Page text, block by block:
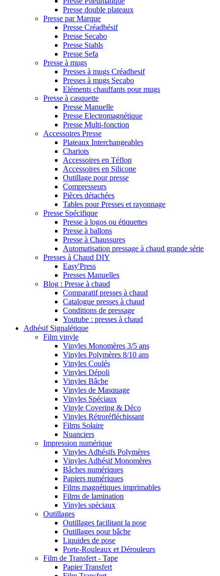
Presse double plateaux
Presse par Marque
Presse Créadhésif
Presse Secabo
Presse Stahls
Presse Sefa
Presse à mugs
Presses à mugs Créadhesif
Presses à mugs Secabo
Eléments chauffants pour mugs
Presse à casquette
Presse Manuelle
Presse Electromagnétique
Presse Multi-fonction
Accessoires Presse
Plateaux Interchangeables
Chariots
Accessoires en Téflon
Accessoires en Silicone
Outillage pour presse
Compresseurs
Pièces détachées
Tables pour Presses et rayonnage
Presse Spécifique
Presse à logos ou étiquettes
Presse à ballons
Presse à Chaussures
Automatisation pressage à chaud grande série
Presses à Chaud DIY
Easy'Press
Presses Manuelles
Blog : Presse à chaud
Comparatif presses à chaud
Catalogue presses à chaud
Conditions de pressage
Youtube : presses à chaud
Adhésif Signalétique
Film vinyle
Vinyles Monomères 3/5 ans
Vinyles Polymères 8/10 ans
Vinyles Coulés
Vinyles Dépoli
Vinyles Bâche
Vinyles de Masquage
Vinyles Spéciaux
Vinyle Covering & Déco
Vinyles Rétroréfléchissant
Films Solaire
Nuanciers
Impression numérique
Vinyles Adhésifs Polymères
Vinyles Adhésif Monomères
Bâches numériques
Papiers numériques
Films magnétiques imprimables
Films de lamination
Vinyles spéciaux
Outillages
Outillages facilitant la pose
Outillages pour bâche
Liquides de pose
Porte-Rouleaux et Dérouleurs
Film de Transfert - Tape
Papier Transfert